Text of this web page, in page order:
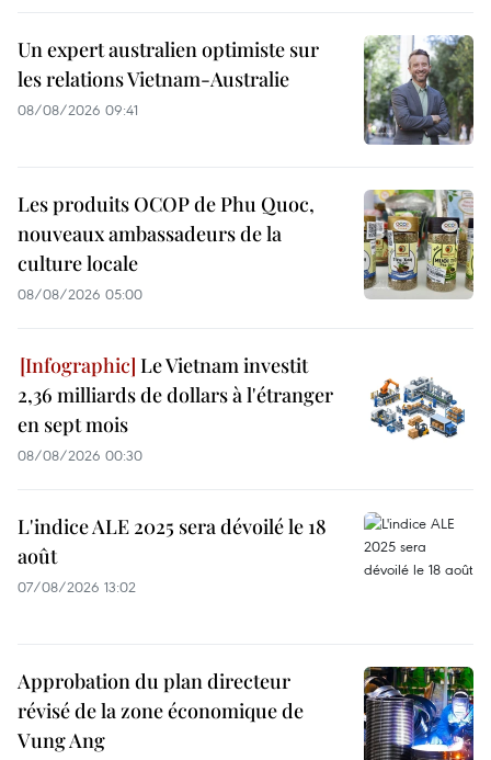
Un expert australien optimiste sur
les relations Vietnam-Australie
08/08/2026 09:41
Les produits OCOP de Phu Quoc,
nouveaux ambassadeurs de la
culture locale
08/08/2026 05:00
Le Vietnam investit
2,36 milliards de dollars à l'étranger
en sept mois
08/08/2026 00:30
L'indice ALE 2025 sera dévoilé le 18
août
07/08/2026 13:02
Approbation du plan directeur
révisé de la zone économique de
Vung Ang